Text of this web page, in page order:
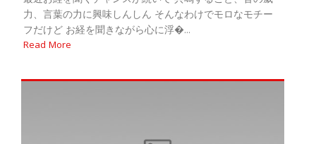
力、言葉の力に興味しんしん そんなわけでモロなモチー
フだけど お経を聞きながら心に浮�...
Read More